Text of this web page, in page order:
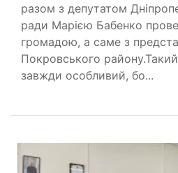
разом з депутатом
ради Марією Бабенко
громадою, а саме з
Покровського
завжди особливий, бо...